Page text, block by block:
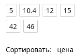
5 10.4 12 15
42
46
Сортировать: цена